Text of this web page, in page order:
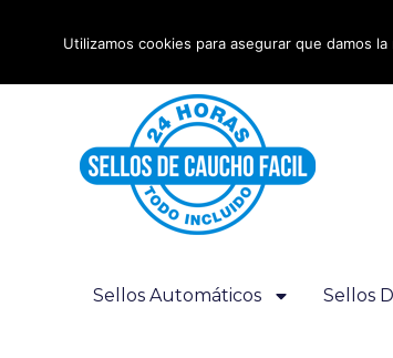
Sellos Automáticos Sellos
Utilizamos cookies para asegurar que damos